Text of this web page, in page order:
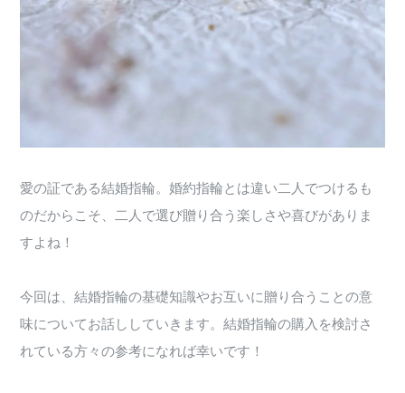
愛の証である結婚指輪。婚約指輪とは違い二人でつけるも
のだからこそ、二人で選び贈り合う楽しさや喜びがありま
すよね！
今回は、結婚指輪の基礎知識やお互いに贈り合うことの意
味についてお話ししていきます。結婚指輪の購入を検討さ
れている方々の参考になれば幸いです！